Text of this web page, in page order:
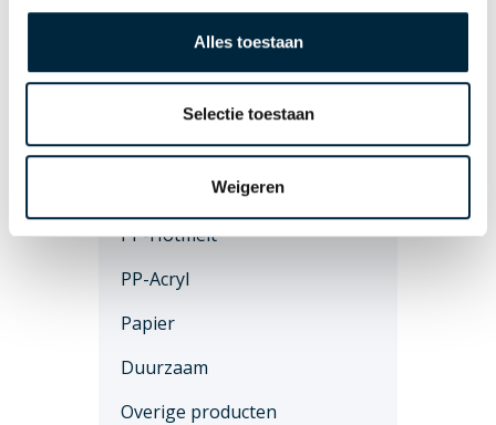
Alles toestaan
Selectie toestaan
Weigeren
EcoPaper 110
Eco 210
Onbedrukte tape
PP-Hotmelt
PP-Acryl
Papier
Duurzaam
Overige producten